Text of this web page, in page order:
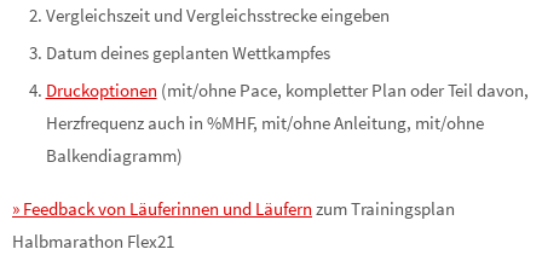
Vergleichszeit und Vergleichsstrecke eingeben
Datum deines geplanten Wettkampfes
Druckoptionen (mit/ohne Pace, kompletter Plan oder Teil davon,
Herzfrequenz auch in %MHF, mit/ohne Anleitung, mit/ohne
Balkendiagramm)
» Feedback von Läuferinnen und Läufern zum Trainingsplan
Halbmarathon Flex21